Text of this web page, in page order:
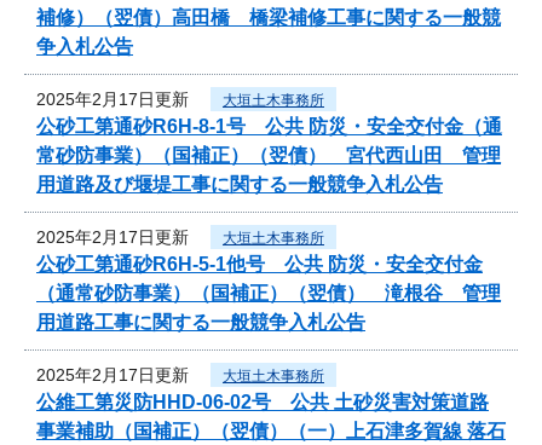
補修）（翌債）高田橋 橋梁補修工事に関する一般競
争入札公告
2025年2月17日更新 大垣土木事務所
公砂工第通砂R6H-8-1号 公共 防災・安全交付金（通
常砂防事業）（国補正）（翌債） 宮代西山田 管理
用道路及び堰堤工事に関する一般競争入札公告
2025年2月17日更新 大垣土木事務所
公砂工第通砂R6H-5-1他号 公共 防災・安全交付金
（通常砂防事業）（国補正）（翌債） 滝根谷 管理
用道路工事に関する一般競争入札公告
2025年2月17日更新 大垣土木事務所
公維工第災防HHD-06-02号 公共 土砂災害対策道路
事業補助（国補正）（翌債）（一）上石津多賀線 落石